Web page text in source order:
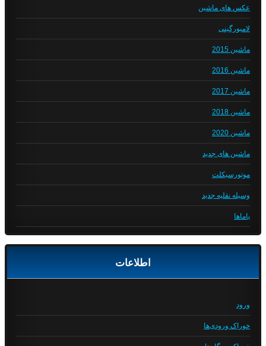
عکس های ماشین
لامبورگینی
ماشین 2015
ماشین 2016
ماشین 2017
ماشین 2018
ماشین 2020
ماشین های جدید
موتورسیکلت
وسیله نقلیه جدید
یاماها
اطلاعات
ورود
خوراک ورودی‌ها